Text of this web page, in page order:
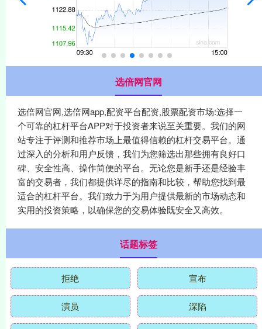
选倍网官网
选倍网官网,选倍网app,配资平台配资,股票配资市场:选择一
个可靠的杠杆平台APP对于投资者来说至关重要。我们的网
站专注于评测和推荐市场上最值得信赖的杠杆交易平台。通
过深入的分析和用户反馈，我们为您筛选出那些拥有良好口
碑、安全性高、操作简便的平台。无论您是新手还是经验丰
富的交易者，我们都提供详尽的指南和比较，帮助您找到最
适合的杠杆平台。我们致力于为用户提供最新的市场动态和
实用的投资策略，以确保您的交易体验既安全又高效。
话题标签
拒绝 宣布
演员 深陷